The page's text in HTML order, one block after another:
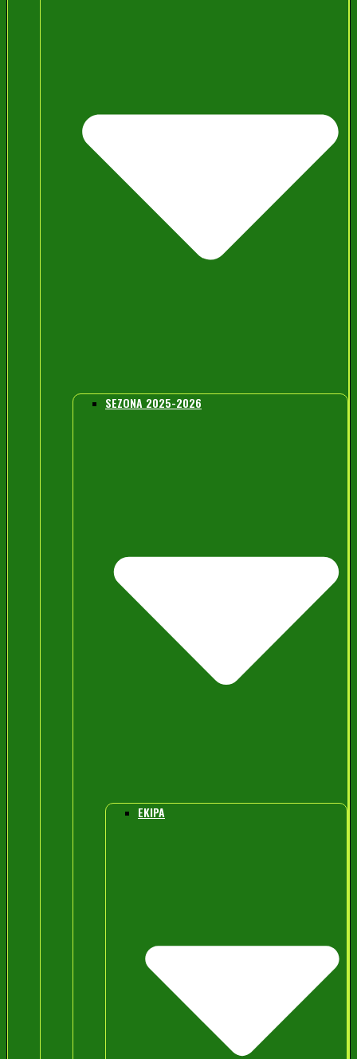
SEZONA 2025-2026
EKIPA